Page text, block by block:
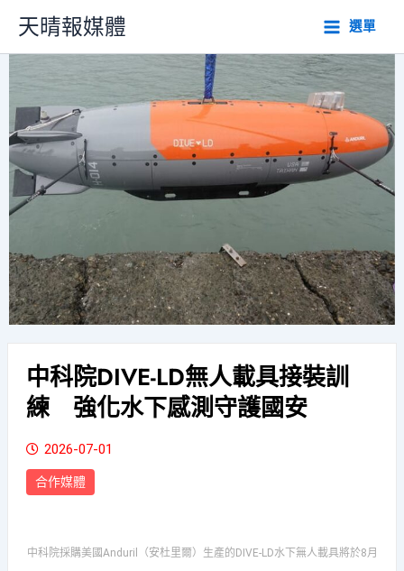
主
天晴報媒體 選單
中科院DIVE-LD無人載具接裝訓
練 強化水下感測守護國安
2026-07-01
合作媒體
中科院採購美國Anduril（安杜里爾）生產的DIVE-LD水下無人載具將於8月